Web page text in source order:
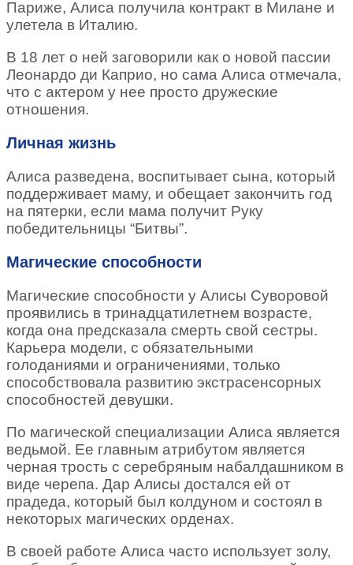
Париже, Алиса получила контракт в Милане и
улетела в Италию.
В 18 лет о ней заговорили как о новой пассии
Леонардо ди Каприо, но сама Алиса отмечала,
что с актером у нее просто дружеские
отношения.
Личная жизнь
Алиса разведена, воспитывает сына, который
поддерживает маму, и обещает закончить год
на пятерки, если мама получит Руку
победительницы “Битвы”.
Магические способности
Магические способности у Алисы Суворовой
проявились в тринадцатилетнем возрасте,
когда она предсказала смерть свой сестры.
Карьера модели, с обязательными
голоданиями и ограничениями, только
способствовала развитию экстрасенсорных
способностей девушки.
По магической специализации Алиса является
ведьмой. Ее главным атрибутом является
черная трость с серебряным набалдашником в
виде черепа. Дар Алисы достался ей от
прадеда, который был колдуном и состоял в
некоторых магических орденах.
В своей работе Алиса часто использует золу,